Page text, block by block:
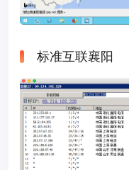
标准互联襄阳